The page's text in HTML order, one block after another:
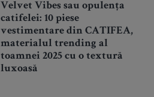
Velvet Vibes sau opulența
catifelei: 10 piese
vestimentare din CATIFEA,
materialul trending al
toamnei 2025 cu o textură
luxoasă